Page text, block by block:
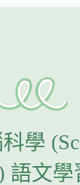
學
語文學